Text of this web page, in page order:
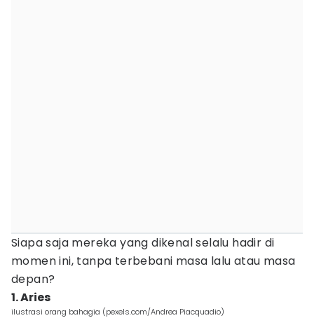
Siapa saja mereka yang dikenal selalu hadir di
momen ini, tanpa terbebani masa lalu atau masa
depan?
1. Aries
ilustrasi orang bahagia (pexels.com/Andrea Piacquadio)